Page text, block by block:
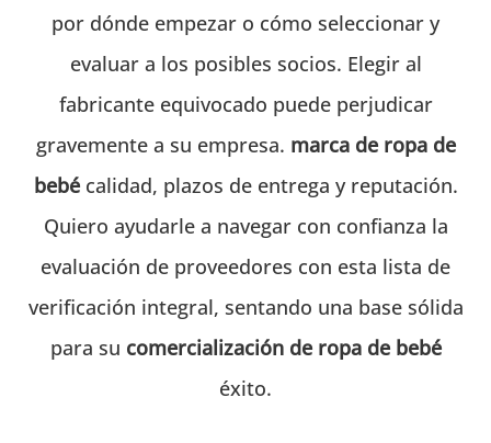
por dónde empezar o cómo seleccionar y
evaluar a los posibles socios. Elegir al
fabricante equivocado puede perjudicar
gravemente a su empresa. marca de ropa de
bebécalidad, plazos de entrega y reputación.
Quiero ayudarle a navegar con confianza la
evaluación de proveedores con esta lista de
verificación integral, sentando una base sólida
para su comercialización de ropa de bebé
éxito.